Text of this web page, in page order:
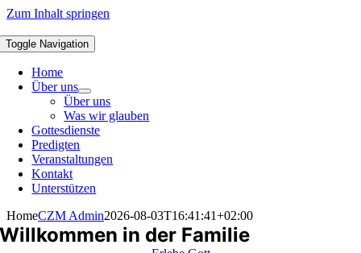
Zum Inhalt springen
Toggle Navigation
Home
Über uns
Über uns
Was wir glauben
Gottesdienste
Predigten
Veranstaltungen
Kontakt
Unterstützen
HomeCZM Admin2026-08-03T16:41:41+02:00
Willkommen in der Familie